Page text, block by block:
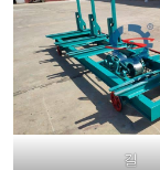
길